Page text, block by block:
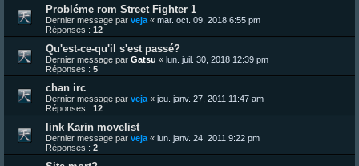
Probléme rom Street Fighter 1
Dernier message par veja « mar. oct. 09, 2018 6:55 pm
Réponses : 12
Qu'est-ce-qu'il s'est passé?
Dernier message par Gatsu « lun. juil. 30, 2018 12:39 pm
Réponses : 5
chan irc
Dernier message par veja « jeu. janv. 27, 2011 11:47 am
Réponses : 12
link Karin movelist
Dernier message par veja « lun. janv. 24, 2011 9:22 pm
Réponses : 2